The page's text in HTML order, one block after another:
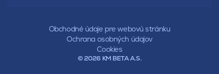
© 2026 KM BETA A.S.
Obchodné údaje pre webovú stránku
Ochrana osobných údajov
Cookies